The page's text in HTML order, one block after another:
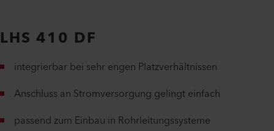
LHS 410 DF
integrierbar bei sehr engen Platzverhältnissen
Anschluss an Stromversorgung gelingt einfach
passend zum Einbau in Rohrleitungssysteme